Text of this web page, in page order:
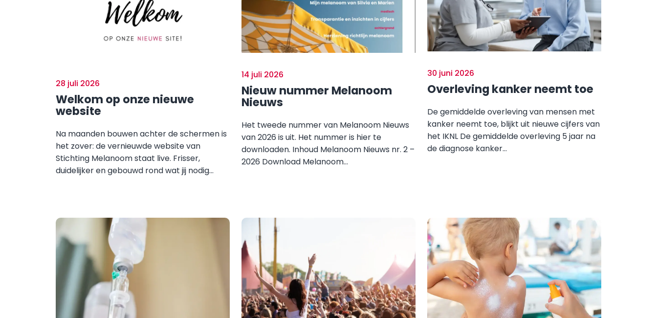
28 juli 2026
Welkom op onze nieuwe
website
Na maanden bouwen achter de schermen is
het zover: de vernieuwde website van
Stichting Melanoom staat live. Frisser,
duidelijker en gebouwd rond wat jij nodig...
14 juli 2026
Nieuw nummer Melanoom
Nieuws
Het tweede nummer van Melanoom Nieuws
van 2026 is uit. Het nummer is hier te
downloaden. Inhoud Melanoom Nieuws nr. 2 –
2026 Download Melanoom...
30 juni 2026
Overleving kanker neemt toe
De gemiddelde overleving van mensen met
kanker neemt toe, blijkt uit nieuwe cijfers van
het IKNL De gemiddelde overleving 5 jaar na
de diagnose kanker...